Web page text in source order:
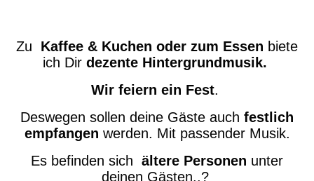
Zu Kaffee & Kuchen oder zum Essen biete
ich Dir dezente Hintergrundmusik.
Wir feiern ein Fest.
Deswegen sollen deine Gäste auch festlich
empfangen werden. Mit passender Musik.
Es befinden sich ältere Personen unter
deinen Gästen..?